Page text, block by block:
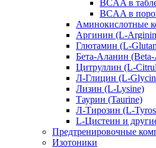
BCAA в
BCAA в
Аминокислотные
Аргинин (L-
Глютамин (L-
Бета-Аланин
Цитруллин (L-
Л-Глицин (L-
Лизин (L-Lysine)
Таурин (Taurine)
Л-Тирозин (L-
L-Цистеин и
Предтренировочные
Изотоники